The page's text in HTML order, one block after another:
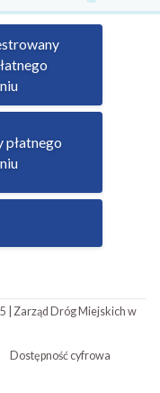
płatnego
| Zarząd Dróg Miejskich w
Dostępność cyfrowa